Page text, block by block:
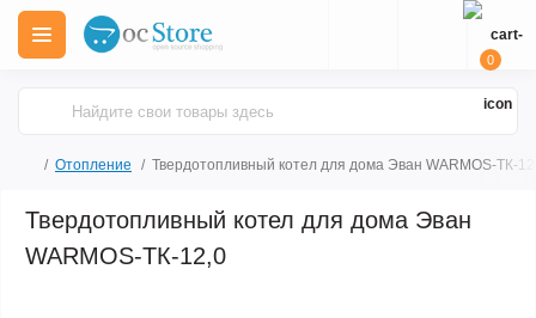
0
Отопление Твердотопливный котел для дома Эван WARMOS-TК-
Твердотопливный котел для дома Эван
WARMOS-TК-12,0